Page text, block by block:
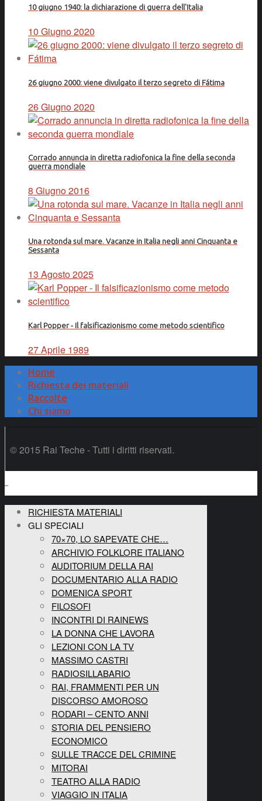
10 giugno 1940: la dichiarazione di guerra dell'Italia
10 Giugno 2020
26 giugno 2000: viene divulgato il terzo segreto di Fátima
26 Giugno 2020
Corrado annuncia in diretta radiofonica la fine della seconda
guerra mondiale
8 Giugno 2016
Una rotonda sul mare. Vacanze in Italia negli anni Cinquanta e
Sessanta
13 Agosto 2025
Karl Popper - Il falsificazionismo come metodo scientifico
27 Aprile 1989
Home
Richiesta dei materiali
Raccolte
Chi siamo
© 2015 Rai Teche - Tutti i diritti riservati.
RICHIESTA MATERIALI
GLI SPECIALI
70×70, LO SAPEVATE CHE…
ARCHIVIO FOLKLORE ITALIANO
AUDITORIUM DELLA RAI
DOCUMENTARIO ALLA RADIO
DOMENICA SPORT
FILOSOFI
INCONTRI DI RAINEWS
LA DONNA CHE LAVORA
LEZIONI CON LA TV
MASSIMO CASTRI
RADIOSILLABARIO
RAI, FRAMMENTI PER UN
DISCORSO AMOROSO
RODARI – CENTO ANNI
STORIA DEL PENSIERO
ECONOMICO
SULLE TRACCE DEL CRIMINE
MITORAI
TEATRO ALLA RADIO
VIAGGIO IN ITALIA